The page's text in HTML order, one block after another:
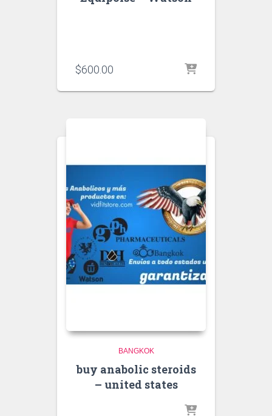
$600.00
BANGKOK
buy anabolic steroids
– united states